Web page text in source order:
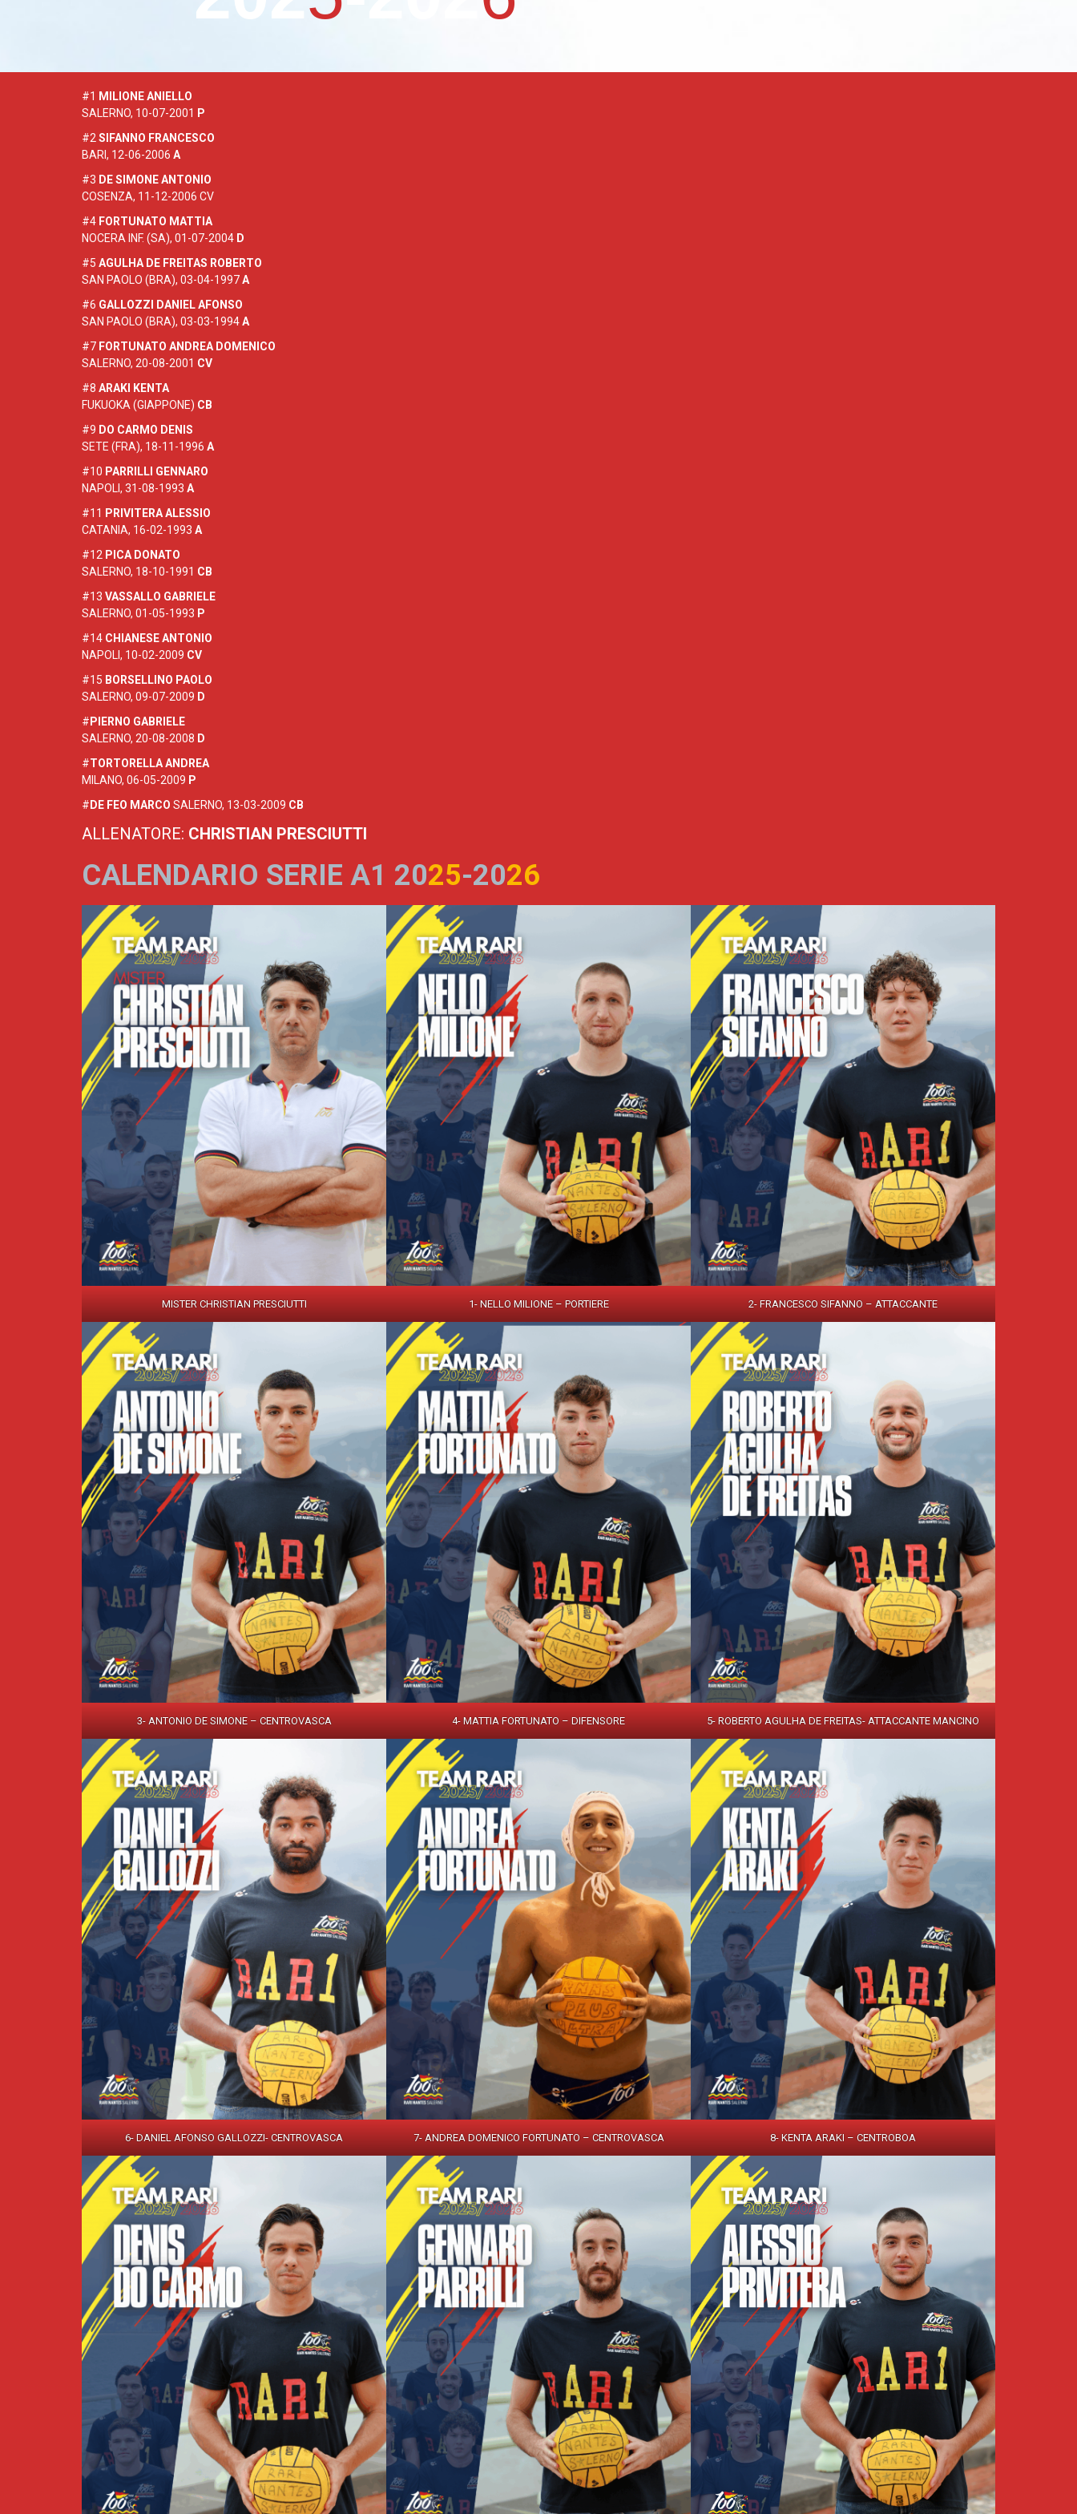
#1 MILIONE ANIELLO
SALERNO, 10-07-2001 P
#2 SIFANNO FRANCESCO
BARI, 12-06-2006 A
#3 DE SIMONE ANTONIO
COSENZA, 11-12-2006 CV
#4 FORTUNATO MATTIA
NOCERA INF. (SA), 01-07-2004 D
#5 AGULHA DE FREITAS ROBERTO
SAN PAOLO (BRA), 03-04-1997A
#6 GALLOZZI DANIEL AFONSO
SAN PAOLO (BRA), 03-03-1994A
#7 FORTUNATO ANDREA DOMENICO
SALERNO, 20-08-2001 CV
#8 ARAKI KENTA
FUKUOKA (GIAPPONE) CB
#9 DO CARMO DENIS
SETE (FRA), 18-11-1996 A
#10 PARRILLI GENNARO
NAPOLI, 31-08-1993 A
#11 PRIVITERA ALESSIO
CATANIA, 16-02-1993 A
#12 PICA DONATO
SALERNO, 18-10-1991 CB
#13 VASSALLO GABRIELE
SALERNO, 01-05-1993 P
#14 CHIANESE ANTONIO
NAPOLI, 10-02-2009 CV
#15 BORSELLINO PAOLO
SALERNO, 09-07-2009 D
# PIERNO GABRIELE
SALERNO, 20-08-2008 D
#TORTORELLA ANDREA
MILANO, 06-05-2009 P
# DE FEO MARCO SALERNO, 13-03-2009 CB
ALLENATORE: CHRISTIAN PRESCIUTTI
CALENDARIO SERIE A1 2025-2026
MISTER CHRISTIAN PRESCIUTTI 1- NELLO MILIONE – PORTIERE 2- FRANCESCO SIFANNO – ATTACCANTE
3- ANTONIO DE SIMONE – CENTROVASCA 4- MATTIA FORTUNATO – DIFENSORE 5- ROBERTO AGULHA DE FREITAS- ATTACCANTE MANCINO
6- DANIEL AFONSO GALLOZZI- CENTROVASCA 7- ANDREA DOMENICO FORTUNATO – CENTROVASCA 8- KENTA ARAKI – CENTROBOA